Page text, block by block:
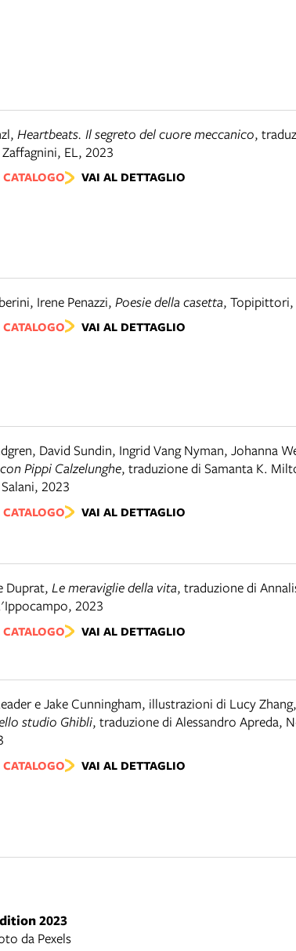
, Heartbeats. Il segreto del cuore meccanico,
, EL, 2023
VAI AL DETTAGLIO
Irene Penazzi, Poesie della casetta, Topipittori,
VAI AL DETTAGLIO
David Sundin, Ingrid Vang Nyman, Johanna
Pippi Calzelunghe, traduzione di Samanta K.
Salani, 2023
VAI AL DETTAGLIO
Duprat, Le meraviglie della vita, traduzione di
, 2023
VAI AL DETTAGLIO
e Jake Cunningham, illustrazioni di Lucy Zhang
studio Ghibli, traduzione di Alessandro Apreda,
VAI AL DETTAGLIO
2023
da Pexels